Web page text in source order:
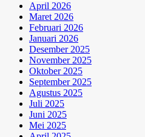
April 2026
Maret 2026
Februari 2026
Januari 2026
Desember 2025
November 2025
Oktober 2025
September 2025
Agustus 2025
Juli 2025
Juni 2025
Mei 2025